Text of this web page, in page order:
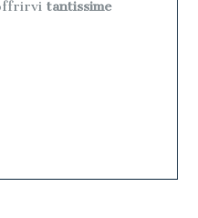
tantissime